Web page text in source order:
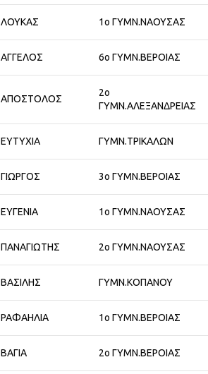
ΛΟΥΚΑΣ 1ο ΓΥΜΝ.ΝΑΟΥΣΑΣ
ΑΓΓΕΛΟΣ 6ο ΓΥΜΝ.ΒΕΡΟΙΑΣ
ΑΠΟΣΤΟΛΟΣ
2ο
ΓΥΜΝ.ΑΛΕΞΑΝΔΡΕΙΑΣ
ΕΥΤΥΧΙΑ ΓΥΜΝ.ΤΡΙΚΑΛΩΝ
ΓΙΩΡΓΟΣ 3ο ΓΥΜΝ.ΒΕΡΟΙΑΣ
ΕΥΓΕΝΙΑ 1ο ΓΥΜΝ.ΝΑΟΥΣΑΣ
ΠΑΝΑΓΙΩΤΗΣ 2ο ΓΥΜΝ.ΝΑΟΥΣΑΣ
ΒΑΣΙΛΗΣ ΓΥΜΝ.ΚΟΠΑΝΟΥ
ΡΑΦΑΗΛΙΑ 1ο ΓΥΜΝ.ΒΕΡΟΙΑΣ
ΒΑΓΙΑ 2ο ΓΥΜΝ.ΒΕΡΟΙΑΣ